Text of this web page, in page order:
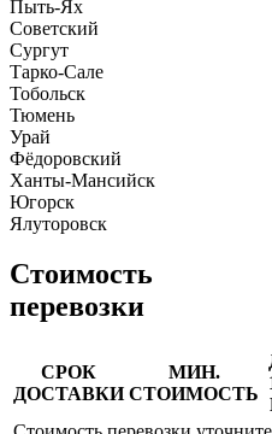
Пыть-Ях
Советский
Сургут
Тарко-Сале
Тобольск
Тюмень
Урай
Фёдоровский
Ханты-Мансийск
Югорск
Ялуторовск
Стоимость
перевозки
СРОК
ДОСТАВКИ
МИН.
СТОИМОСТЬ